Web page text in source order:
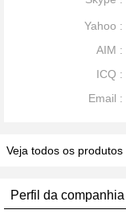
Yahoo :
AIM :
ICQ :
Email :
Veja todos os produtos
Perfil da companhia